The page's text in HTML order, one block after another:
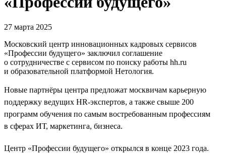
27 марта 2025
Московский центр инновационных кадровых сервисов
«Профессии будущего» заключил соглашение
о сотрудничестве с сервисом по поиску работы hh.ru
и образовательной платформой Нетология.
Новые партнёры центра предложат москвичам карьерную
поддержку ведущих HR-экспертов, а также свыше 200
программ обучения по самым востребованным профессиям
в сферах ИТ, маркетинга, бизнеса.
Центр «Профессии будущего» открылся в конце 2023 года.